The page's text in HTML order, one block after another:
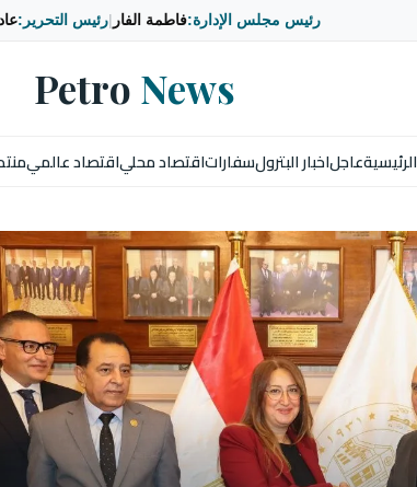
رئيس مجلس الإدارة:فاطمة الفار رئيس التحرير:
Petro News
الرئيسيةعاجلاخبار البترولسفاراتاقتصاد محلياقتصاد عالمي